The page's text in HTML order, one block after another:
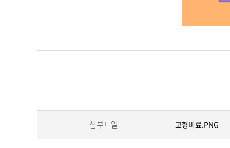
첨부파일 고형비료.PNG